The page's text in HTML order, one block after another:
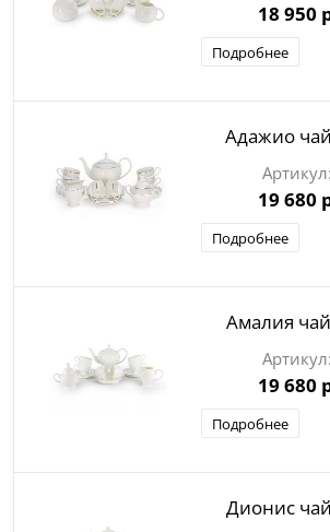
18 950
Подробнее
Адажио
19 680
Подробнее
Амалия
19 680
Подробнее
Дионис